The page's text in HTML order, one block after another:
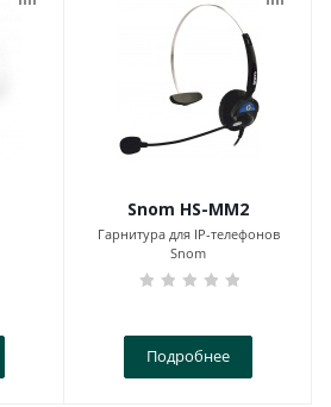
Snom HS-MM2
Гарнитура для IP-телефонов
Snom
Подробнее